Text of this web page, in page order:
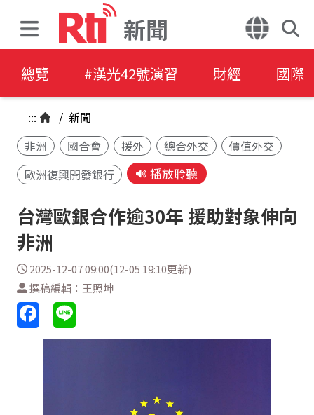
新聞
總覽 #漢光42號演習 財經 國際
::: / 新聞
非洲
國合會 援外 總合外交
價值外交
歐洲復興開發銀行
播放聆聽
台灣歐銀合作逾30年 援助對象伸向
非洲
2025-12-07 09:00(12-05 19:10更新)
撰稿編輯：王照坤